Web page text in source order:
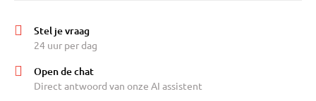
Stel je vraag
24 uur per dag
Open de chat
Direct antwoord van onze AI assistent